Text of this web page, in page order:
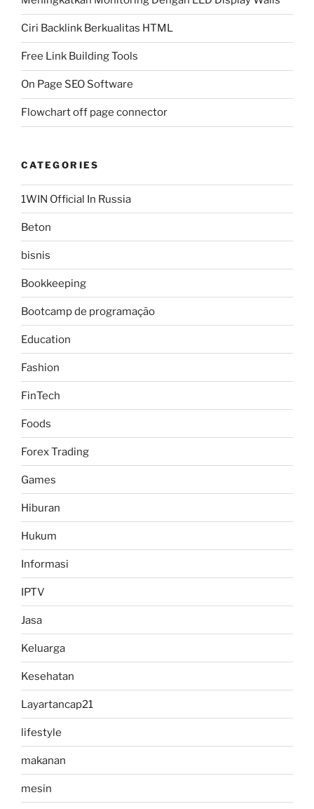
Ciri Backlink Berkualitas HTML
Free Link Building Tools
On Page SEO Software
Flowchart off page connector
CATEGORIES
1WIN Official In Russia
Beton
bisnis
Bookkeeping
Bootcamp de programação
Education
Fashion
FinTech
Foods
Forex Trading
Games
Hiburan
Hukum
Informasi
IPTV
Jasa
Keluarga
Kesehatan
Layartancap21
lifestyle
makanan
mesin